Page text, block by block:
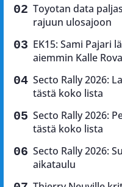
Toyotan data
rajuun ulosajoon
EK15: Sami Pajari
aiemmin Kalle
Secto Rally 2026:
tästä koko lista
Secto Rally 2026:
tästä koko lista
Secto Rally 2026:
aikataulu